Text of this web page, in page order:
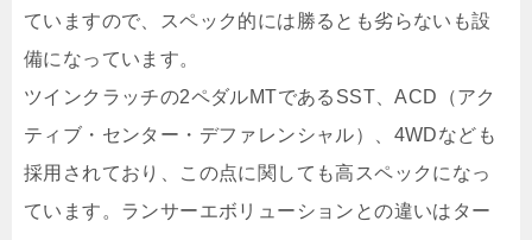
ていますので、スペック的には勝るとも劣らないも設
備になっています。
ツインクラッチの2ペダルMTであるSST、ACD（アク
ティブ・センター・デファレンシャル）、4WDなども
採用されており、この点に関しても高スペックになっ
ています。ランサーエボリューションとの違いはター